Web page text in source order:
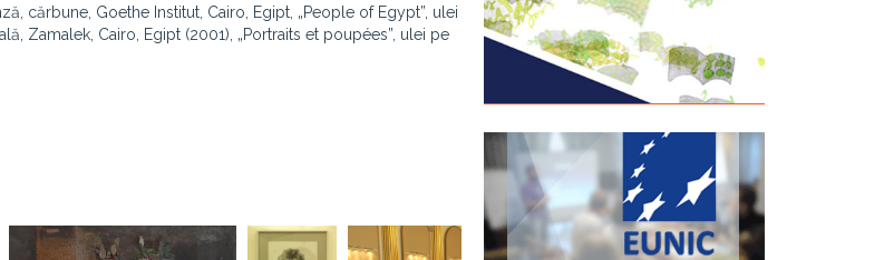
cărbune, Goethe Institut, Cairo, Egipt, „People of Egypt”, ulei
Zamalek, Cairo, Egipt (2001), „Portraits et poupées”, ulei pe